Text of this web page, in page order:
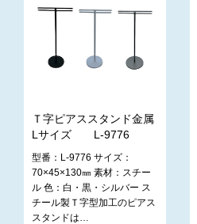
Ｔ字ピアススタンド金属
Lサイズ L-9776
型番：L-9776 サイズ：
70×45×130㎜ 素材：スチー
ル 色：白・黒・シルバー ス
チール製Ｔ字型加工のピアス
スタンドは…